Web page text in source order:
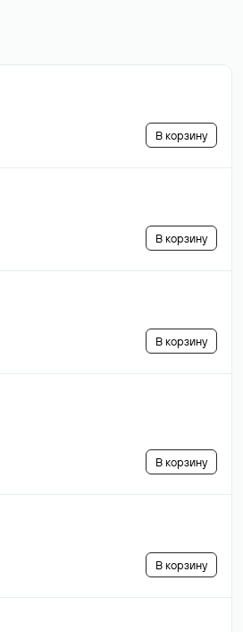
В корзину
В корзину
В корзину
В корзину
В корзину